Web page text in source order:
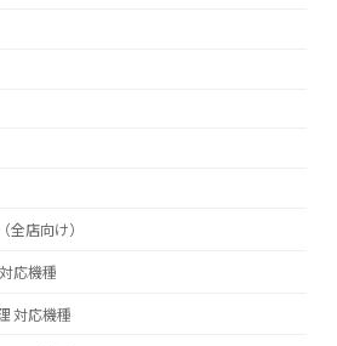
全店向け）
応機種
対応機種